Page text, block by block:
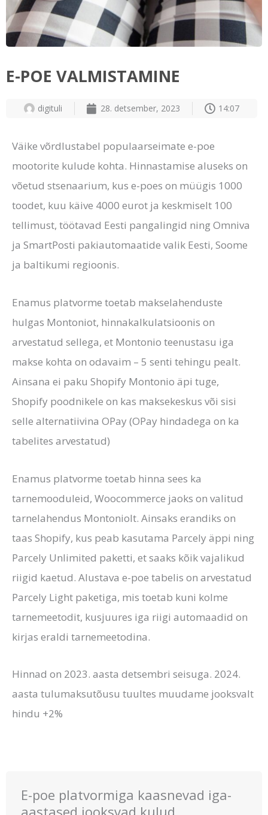
E-POE VALMISTAMINE
digituli 28. detsember, 2023 14:07
Väike võrdlustabel populaarseimate e-poe
mootorite kulude kohta. Hinnastamise aluseks on
võetud stsenaarium, kus e-poes on müügis 1000
toodet, kuu käive 4000 eurot ja keskmiselt 100
tellimust, töötavad Eesti pangalingid ning Omniva
ja SmartPosti pakiautomaatide valik Eesti, Soome
ja baltikumi regioonis.
Enamus platvorme toetab makselahenduste
hulgas Montoniot, hinnakalkulatsioonis on
arvestatud sellega, et Montonio teenustasu iga
makse kohta on odavaim – 5 senti tehingu pealt.
Ainsana ei paku Shopify Montonio äpi tuge,
Shopify poodnikele on kas maksekeskus või sisi
selle alternatiivina OPay (OPay hindadega on ka
tabelites arvestatud)
Enamus platvorme toetab hinna sees ka
tarnemooduleid, Woocommerce jaoks on valitud
tarnelahendus Montoniolt. Ainsaks erandiks on
taas Shopify, kus peab kasutama Parcely äppi ning
Parcely Unlimited paketti, et saaks kõik vajalikud
riigid kaetud. Alustava e-poe tabelis on arvestatud
Parcely Light paketiga, mis toetab kuni kolme
tarnemeetodit, kusjuures iga riigi automaadid on
kirjas eraldi tarnemeetodina.
Hinnad on 2023. aasta detsembri seisuga. 2024.
aasta tulumaksutõusu tuultes muudame jooksvalt
hindu +2%
E-poe platvormiga kaasnevad iga-
aastased jooksvad kulud